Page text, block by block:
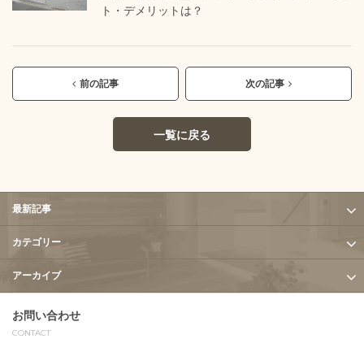
ト・デメリットは？
前の記事 次の記事
一覧に戻る
最新記事
カテゴリー
アーカイブ
お問い合わせ
CONTACT